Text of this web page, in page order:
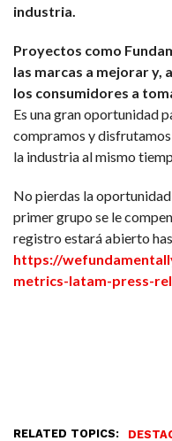
industria.
Proyectos como
las marcas a mejorar y,
los consumidores a
Es una gran oportunidad
compramos y
la industria al mismo
No pierdas la
primer grupo se le
registro estará abierto
https://
metrics-latam-press-
RELATED TOPICS: